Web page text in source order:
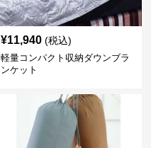
¥11,940 (税込)
軽量コンパクト収納ダウンブラ
ンケット